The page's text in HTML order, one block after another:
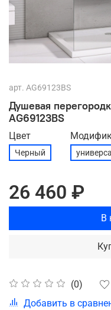
арт. AG69123BS
Душевая
AG69123BS
(0)
Добавить в
Цвет
Черный
26 460 ₽
В